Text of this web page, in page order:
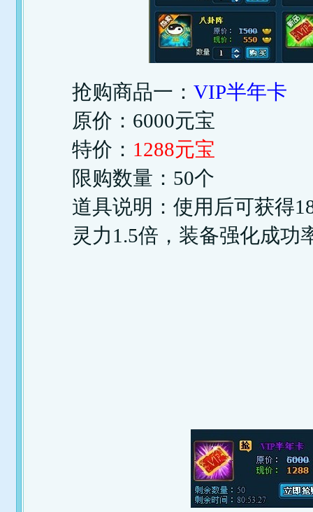
抢购商品一： VIP半年卡
原价：6000元宝
特价： 1288元宝
限购数量：50个
道具说明：使用后可获得
灵力1.5倍，装备强化成功